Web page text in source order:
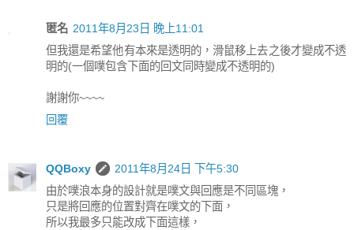
匿名 2011年8月23日 晚上11:01
但我還是希望他有本來是透明的，滑鼠移上去之後才變成不透
明的(一個噗包含下面的回文同時變成不透明的)
謝謝你~~~~
回覆
QQBoxy
2011年8月24日 下午5:30
由於噗浪本身的設計就是噗文與回應是不同區塊，
只是將回應的位置對齊在噗文的下面，
所以我最多只能改成下面這樣，